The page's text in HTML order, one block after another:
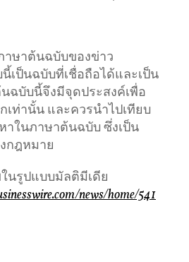
าษาต้นฉบับของข่าว
เป็นฉบับที่เชื่อถือได้และเป็น
ฉบับนี้จึงมีจุดประสงค์เพื่อ
ท่านั้น และควรนำไปเทียบ
าในภาษาต้นฉบับ ซึ่งเป็น
กฎหมาย
นรูปแบบมัลติมีเดีย
news/home/541